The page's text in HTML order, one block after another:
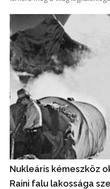
Nukleáris kémeszköz
Raini falu lakossága